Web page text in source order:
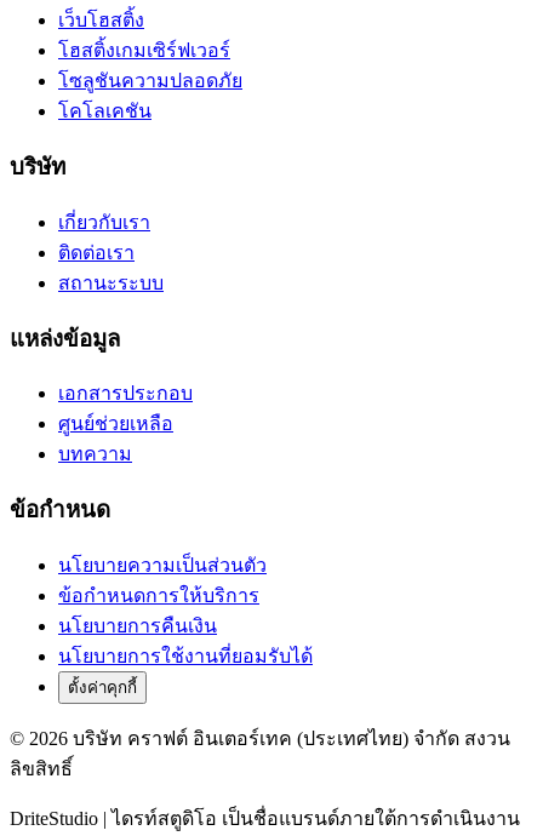
เว็บโฮสติ้ง
โฮสติ้งเกมเซิร์ฟเวอร์
โซลูชันความปลอดภัย
โคโลเคชัน
บริษัท
เกี่ยวกับเรา
ติดต่อเรา
สถานะระบบ
แหล่งข้อมูล
เอกสารประกอบ
ศูนย์ช่วยเหลือ
บทความ
ข้อกำหนด
นโยบายความเป็นส่วนตัว
ข้อกำหนดการให้บริการ
นโยบายการคืนเงิน
นโยบายการใช้งานที่ยอมรับได้
ตั้งค่าคุกกี้
© 2026 บริษัท คราฟต์ อินเตอร์เทค (ประเทศไทย) จำกัด สงวน
ลิขสิทธิ์
DriteStudio | ไดรท์สตูดิโอ เป็นชื่อแบรนด์ภายใต้การดำเนินงาน